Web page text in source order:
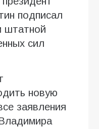
подписал
штатной
сил
новую
заявления